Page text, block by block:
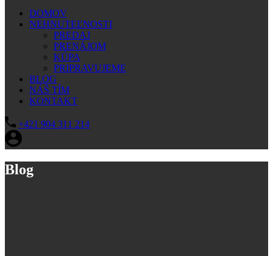
DOMOV
NEHNUTEĽNOSTI
PREDAJ
PRENÁJOM
KÚPA
PRIPRAVUJEME
BLOG
NÁŠ TÍM
KONTAKT
+421 904 311 214
Blog